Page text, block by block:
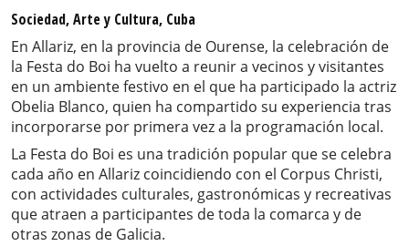
Sociedad, Arte y Cultura, Cuba
En Allariz, en la provincia de Ourense, la celebración de
la Festa do Boi ha vuelto a reunir a vecinos y visitantes
en un ambiente festivo en el que ha participado la actriz
Obelia Blanco, quien ha compartido su experiencia tras
incorporarse por primera vez a la programación local.
La Festa do Boi es una tradición popular que se celebra
cada año en Allariz coincidiendo con el Corpus Christi,
con actividades culturales, gastronómicas y recreativas
que atraen a participantes de toda la comarca y de
otras zonas de Galicia.